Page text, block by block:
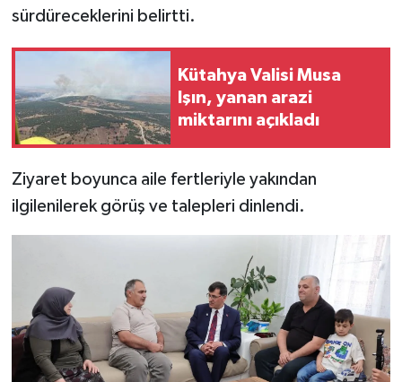
sürdüreceklerini belirtti.
Kütahya Valisi Musa
Işın, yanan arazi
miktarını açıkladı
Ziyaret boyunca aile fertleriyle yakından
ilgilenilerek görüş ve talepleri dinlendi.
Simav
Siyaset
Spor
Tavşanlı
Video Galeri
Yaşam